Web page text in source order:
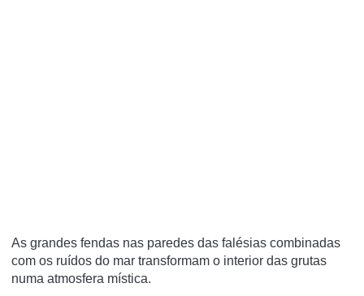
As grandes fendas nas paredes das falésias combinadas
com os ruídos do mar transformam o interior das grutas
numa atmosfera mística.